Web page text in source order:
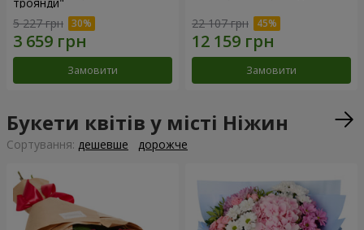
5 227 грн
Замовити
22 107 грн
Замовити
Букети квітів у місті Ніжин
Сортування: дешевше дорожче